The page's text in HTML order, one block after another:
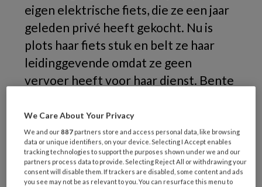
eigen elektrische fiets, die ze een jaar
geleden privé heeft gekocht. Nu is
plots haar fiets stuk en belt ze haar
leidinggevende omdat ze geen
vervoer heeft voor haar dienst. Bente
leenfiets van haar werk, maar haar
werkgever zegt deze niet te hebben.
Ze moet zelf iets anders regelen. Hoe
zit dit?
We Care About Your Privacy
We and our887 partners store and access personal data, like browsing
data or unique identifiers, on your device. Selecting I Accept enables
tracking technologies to support the purposes shown under we and our
partners process data to provide. Selecting Reject All or withdrawing your
consent will disable them. If trackers are disabled, some content and ads
you see may not be as relevant to you. You can resurface this menu to